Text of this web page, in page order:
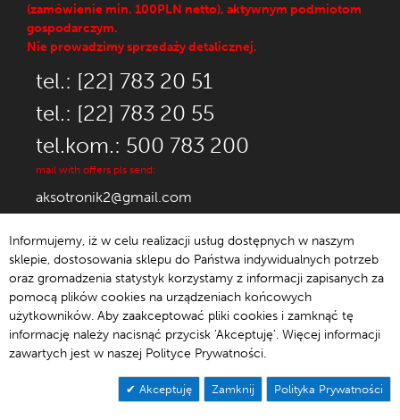
(zamówienie min. 100PLN netto), aktywnym podmiotom
gospodarczym.
Nie prowadzimy sprzedaży detalicznej.
tel.: [22] 783 20 51
tel.: [22] 783 20 55
tel.kom.: 500 783 200
mail with offers pls send:
aksotronik2@gmail.com
© 1992-2021 Aksotronik.
Informujemy, iż w celu realizacji usług dostępnych w naszym
sklepie, dostosowania sklepu do Państwa indywidualnych potrzeb
oraz gromadzenia statystyk korzystamy z informacji zapisanych za
pomocą plików cookies na urządzeniach końcowych
użytkowników. Aby zaakceptować pliki cookies i zamknąć tę
informację należy nacisnąć przycisk 'Akceptuję'. Więcej informacji
zawartych jest w naszej Polityce Prywatności.
Akceptuję Zamknij Polityka Prywatności